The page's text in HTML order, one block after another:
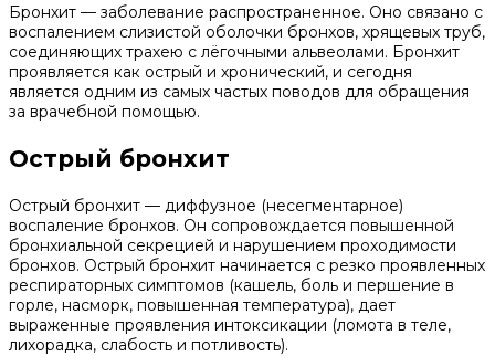
Бронхит — заболевание распространенное. Оно связано с
воспалением слизистой оболочки бронхов, хрящевых труб,
соединяющих трахею с лёгочными альвеолами. Бронхит
проявляется как острый и хронический, и сегодня
является одним из самых частых поводов для обращения
за врачебной помощью.
Острый бронхит
Острый бронхит — диффузное (несегментарное)
воспаление бронхов. Он сопровождается повышенной
бронхиальной секрецией и нарушением проходимости
бронхов. Острый бронхит начинается с резко проявленных
респираторных симптомов (кашель, боль и першение в
горле, насморк, повышенная температура), дает
выраженные проявления интоксикации (ломота в теле,
лихорадка, слабость и потливость).